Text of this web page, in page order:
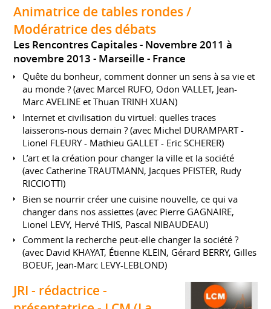
Animatrice de tables rondes /
Modératrice des débats
Les Rencontres Capitales
Novembre 2011 à
novembre 2013 Marseille France
Quête du bonheur, comment donner un sens à sa vie et
au monde ? (avec Marcel RUFO, Odon VALLET, Jean-
Marc AVELINE et Thuan TRINH XUAN)
Internet et civilisation du virtuel: quelles traces
laisserons-nous demain ? (avec Michel DURAMPART -
Lionel FLEURY - Mathieu GALLET - Eric SCHERER)
L’art et la création pour changer la ville et la société
(avec Catherine TRAUTMANN, Jacques PFISTER, Rudy
RICCIOTTI)
Bien se nourrir créer une cuisine nouvelle, ce qui va
changer dans nos assiettes (avec Pierre GAGNAIRE,
Lionel LEVY, Hervé THIS, Pascal NIBAUDEAU)
Comment la recherche peut-elle changer la société ?
(avec David KHAYAT, Étienne KLEIN, Gérard BERRY, Gilles
BOEUF, Jean-Marc LEVY-LEBLOND)
JRI - rédactrice -